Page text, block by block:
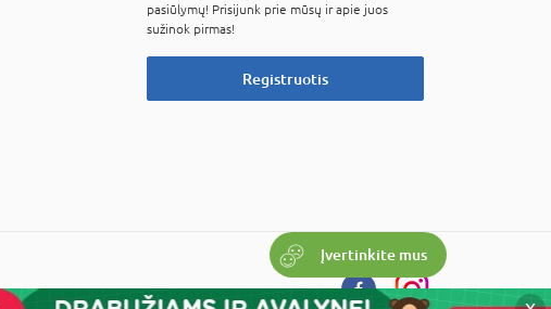
Įvertinkite mus
pasiūlymų! Prisijunk prie mūsų ir apie juos
sužinok pirmas!
Registruotis